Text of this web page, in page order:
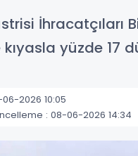
İhracatçıları
kıyasla yüzde 17
2026 10:05
: 08-06-2026 14:34